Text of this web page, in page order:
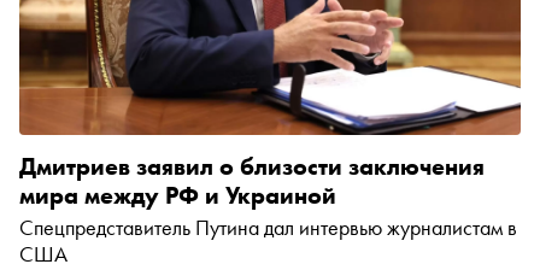
Дмитриев заявил о близости заключения
мира между РФ и Украиной
Спецпредставитель Путина дал интервью журналистам в
США